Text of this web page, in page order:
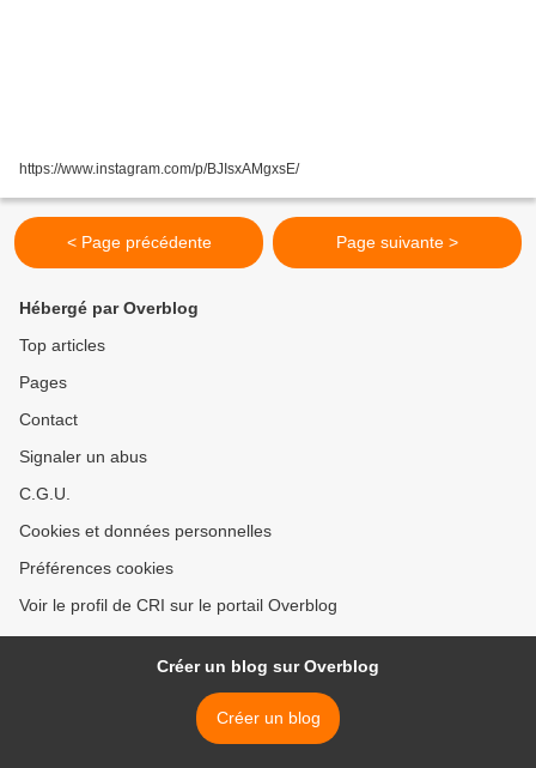
https://www.instagram.com/p/BJIsxAMgxsE/
< Page précédente Page suivante >
Hébergé par Overblog
Top articles
Pages
Contact
Signaler un abus
C.G.U.
Cookies et données personnelles
Préférences cookies
Voir le profil de CRI sur le portail Overblog
Créer un blog sur Overblog
Créer un blog